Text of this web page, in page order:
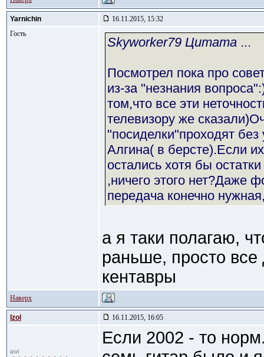
Yarnichin
16.11.2015, 15:32
Гость
Skyworker79 Цитата ...
Посмотрел пока про
из-за "незнания
том,что все эти
телевизору же
"посиделки"проходят
Алгина( в берсте).Если
остались хотя бы
,ничего этого нет?Даже
передача конечно
а я таки полагаю,
раньше, просто все
кентавры
Наверх
Izol 16.11.2015, 16:05
izol
Если 2002 - то